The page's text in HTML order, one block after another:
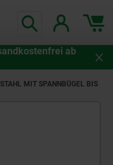
ab
MIT SPANNBÜGEL BIS